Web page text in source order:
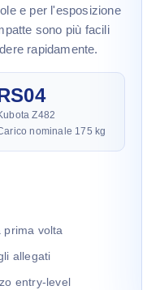
e per l'esposizione
sono più facili
rapidamente.
Z482
nominale 175 kg
prima volta
allegati
entry-level